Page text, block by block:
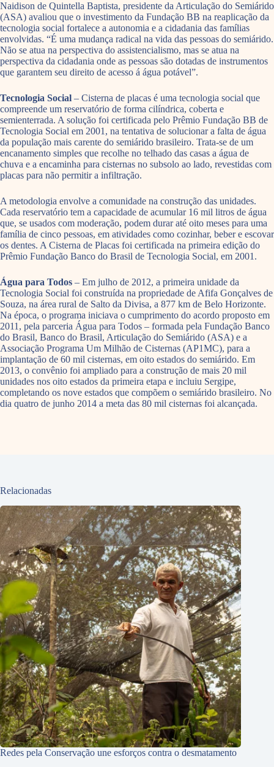
Naidison de Quintella Baptista, presidente da Articulação do Semiárido
(ASA) avaliou que o investimento da Fundação BB na reaplicação da
tecnologia social fortalece a autonomia e a cidadania das famílias
envolvidas. “É uma mudança radical na vida das pessoas do semiárido.
Não se atua na perspectiva do assistencialismo, mas se atua na
perspectiva da cidadania onde as pessoas são dotadas de instrumentos
que garantem seu direito de acesso á água potável”.
Tecnologia Social – Cisterna de placas é uma tecnologia social que
compreende um reservatório de forma cilíndrica, coberta e
semienterrada. A solução foi certificada pelo Prêmio Fundação BB de
Tecnologia Social em 2001, na tentativa de solucionar a falta de água
da população mais carente do semiárido brasileiro. Trata-se de um
encanamento simples que recolhe no telhado das casas a água de
chuva e a encaminha para cisternas no subsolo ao lado, revestidas com
placas para não permitir a infiltração.
A metodologia envolve a comunidade na construção das unidades.
Cada reservatório tem a capacidade de acumular 16 mil litros de água
que, se usados com moderação, podem durar até oito meses para uma
família de cinco pessoas, em atividades como cozinhar, beber e escovar
os dentes. A Cisterna de Placas foi certificada na primeira edição do
Prêmio Fundação Banco do Brasil de Tecnologia Social, em 2001.
Água para Todos – Em julho de 2012, a primeira unidade da
Tecnologia Social foi construída na propriedade de Afifa Gonçalves de
Souza, na área rural de Salto da Divisa, a 877 km de Belo Horizonte.
Na época, o programa iniciava o cumprimento do acordo proposto em
2011, pela parceria Água para Todos – formada pela Fundação Banco
do Brasil, Banco do Brasil, Articulação do Semiárido (ASA) e a
Associação Programa Um Milhão de Cisternas (AP1MC), para a
implantação de 60 mil cisternas, em oito estados do semiárido. Em
2013, o convênio foi ampliado para a construção de mais 20 mil
unidades nos oito estados da primeira etapa e incluiu Sergipe,
completando os nove estados que compõem o semiárido brasileiro. No
dia quatro de junho 2014 a meta das 80 mil cisternas foi alcançada.
Relacionadas
Redes pela Conservação une esforços contra o desmatamento